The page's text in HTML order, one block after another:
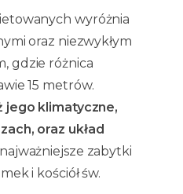
wyróżnia
oraz niezwykłym
gdzie różnica
15 metrów.
jego klimatyczne,
oraz układ
zabytki
i kościół św.